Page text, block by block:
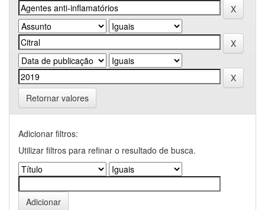
Retornar valores
Adicionar filtros:
Utilizar filtros para refinar o resultado de busca.